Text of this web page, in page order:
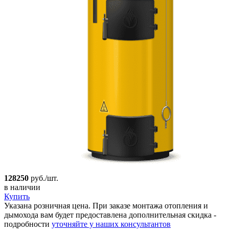
128250 руб./шт.
в наличии
Купить
Указана розничная цена. При заказе монтажа отопления и
дымохода вам будет предоставлена дополнительная скидка -
подробности уточняйте у наших консультантов